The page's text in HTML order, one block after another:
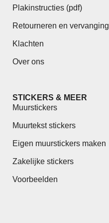
Plakinstructies (pdf)
Retourneren en vervanging
Klachten
Over ons
STICKERS & MEER
Muurstickers
Muurtekst stickers
Eigen muurstickers maken
Zakelijke stickers
Voorbeelden